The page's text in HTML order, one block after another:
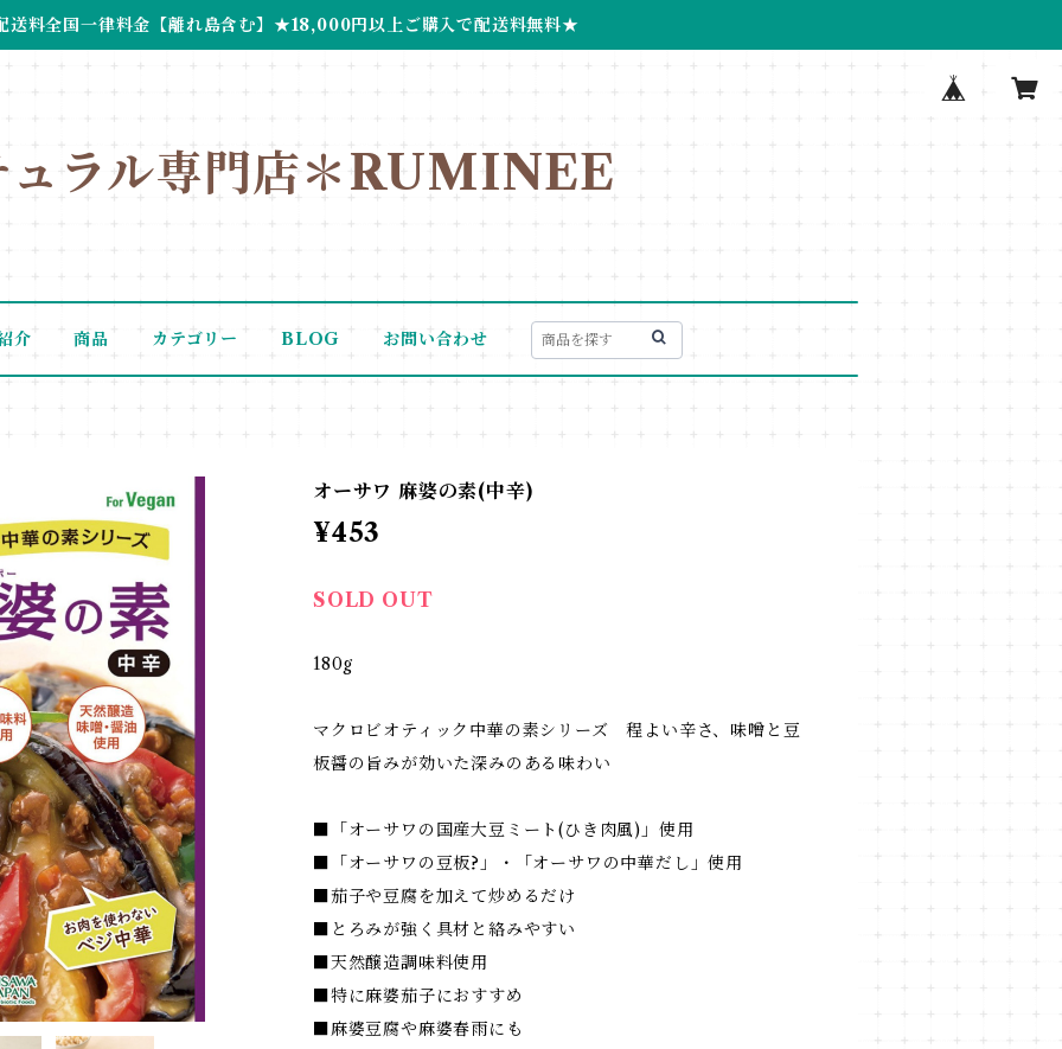
送料全国一律料金【離れ島含む】★18,000円以上ご購入で配送料無料★
ュラル専門店＊RUMINEE
介 商品 カテゴリー BLOG お問い合わせ
オーサワ 麻婆の素(中辛)
¥453
SOLD OUT
180g
マクロビオティック中華の素シリーズ 程よい辛さ、味噌と豆
板醤の旨みが効いた深みのある味わい
■「オーサワの国産大豆ミート(ひき肉風)」使用
■「オーサワの豆板?」・「オーサワの中華だし」使用
■茄子や豆腐を加えて炒めるだけ
■とろみが強く具材と絡みやすい
■天然醸造調味料使用
■特に麻婆茄子におすすめ
■麻婆豆腐や麻婆春雨にも